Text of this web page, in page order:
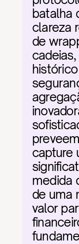
batalha
clareza
de
capture
medida
de uma
valor